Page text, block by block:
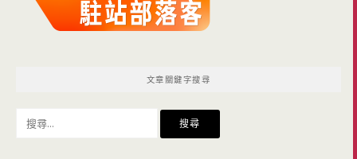
文章關鍵字搜尋